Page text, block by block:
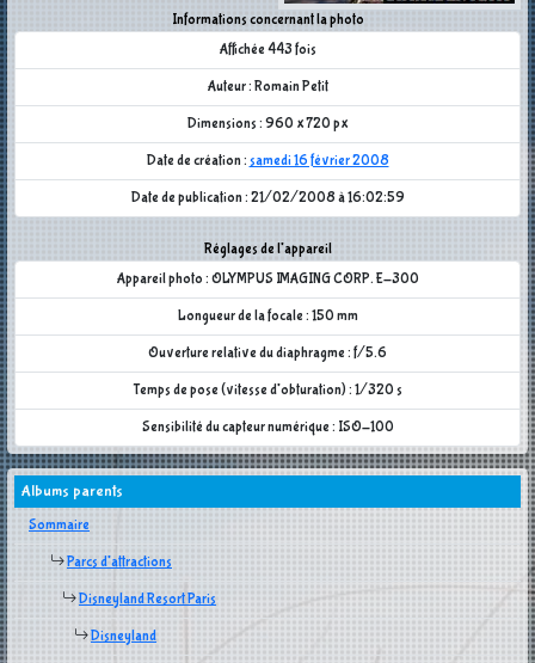
Informations concernant la photo
Affichée 443 fois
Auteur : Romain Petit
Dimensions : 960 x 720 px
Date de création : samedi 16 février 2008
Date de publication : 21/02/2008 à 16:02:59
Réglages de l'appareil
Appareil photo : OLYMPUS IMAGING CORP. E-300
Longueur de la focale : 150 mm
Ouverture relative du diaphragme : f/5.6
Temps de pose (vitesse d'obturation) : 1/320 s
Sensibilité du capteur numérique : ISO-100
Albums parents
Sommaire
Parcs d'attractions
Disneyland Resort Paris
Disneyland